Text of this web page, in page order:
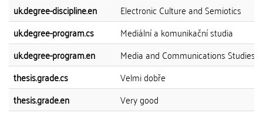
uk.degree-discipline.en
Electronic Culture and Semiotics
uk.degree-program.cs
Mediální a komunikační studia
uk.degree-program.en
Media and Communications Studies
thesis.grade.cs
Velmi dobře
thesis.grade.en
Very good